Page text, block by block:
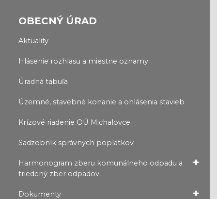
OBECNÝ ÚRAD
Aktuality
Hlásenie rozhlasu a miestne oznamy
Úradná tabuľa
Územné, stavebné konanie a ohlásenia stavieb
Krízové riadenie OÚ Michalovce
Sadzobník správnych poplatkov
Harmonogram zberu komunálneho odpadu a
triedený zber odpadov
Dokumenty